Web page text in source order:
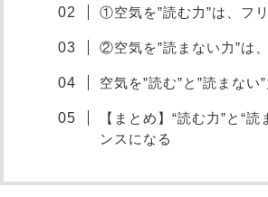
①空気を”読む力”は、フ
②空気を”読まない力”は
空気を”読む”と”読まない
【まとめ】“読む力”と“
ンスになる